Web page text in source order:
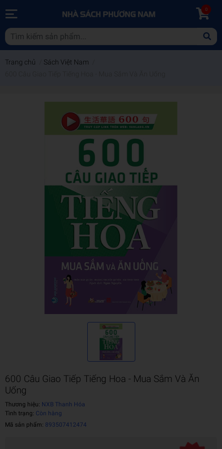
0
Trang chủ Sách Việt Nam
600 Câu Giao Tiếp Tiếng Hoa - Mua Sắm Và Ăn
Uống
Thương hiệu: NXB Thanh Hóa
Tình trạng: Còn hàng
Mã sản phẩm: 893507412474